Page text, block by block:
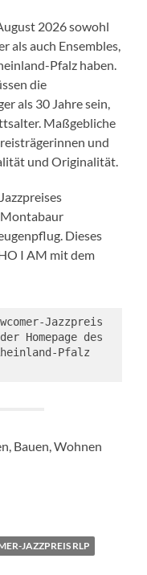
2026 sowohl
als auch Ensembles,
Pfalz haben.
die
als 30 Jahre sein,
Maßgebliche
und
und Originalität.
Montabaur
Dieses
I AM mit dem
Jazzpreis
Homepage des
Pfalz
Bauen, Wohnen
JAZZPREIS RLP